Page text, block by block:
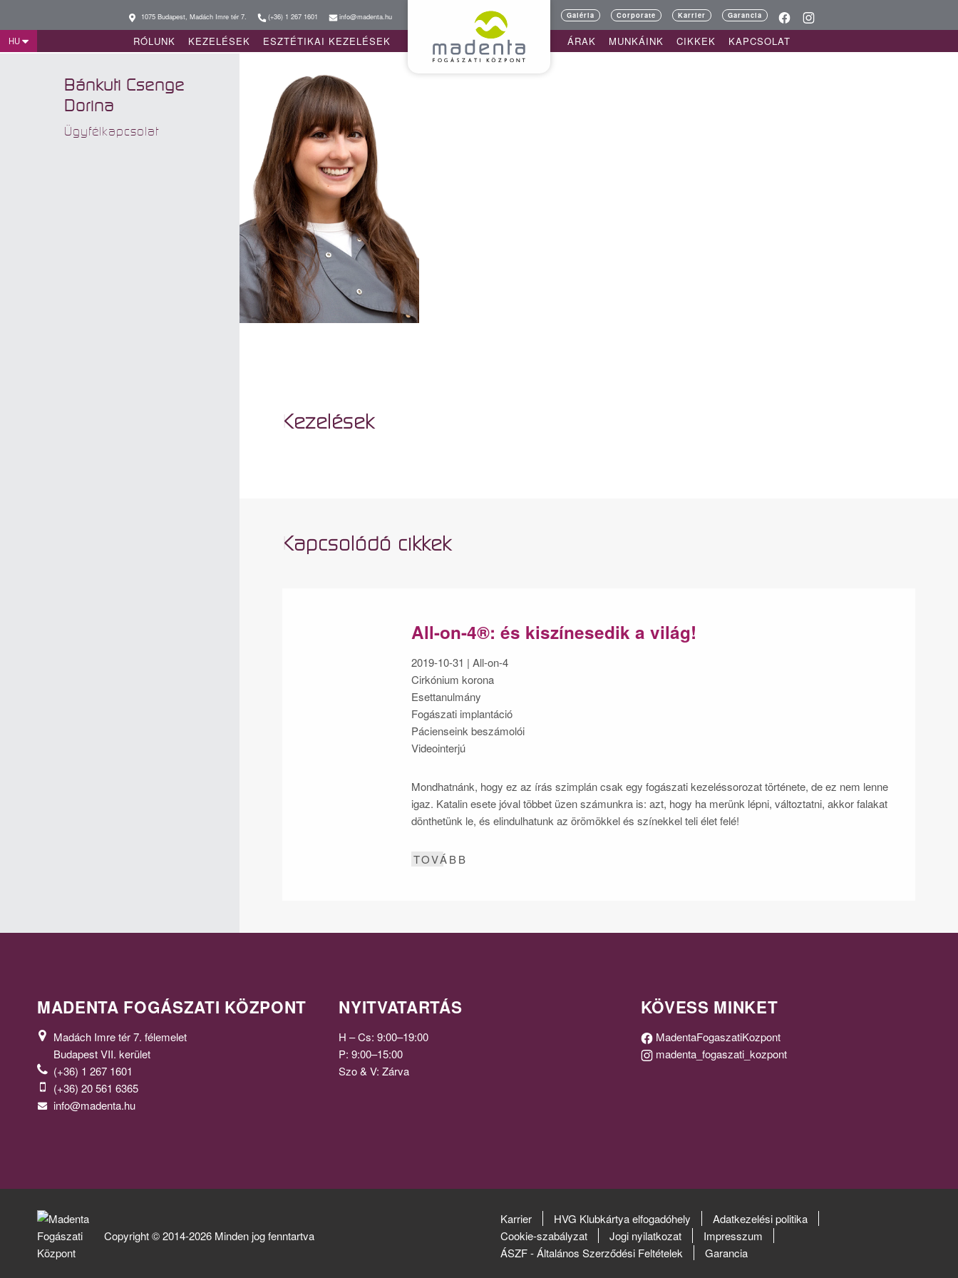
1075 Budapest, Madách Imre tér 7. (+36) 1 267 1601 info@madenta.hu
HU RÓLUNK KEZELÉSEK ESZTÉTIKAI KEZELÉSEK
Galéria Corporate Karrier Garancia
ÁRAK MUNKÁINK CIKKEK KAPCSOLAT
Bánkuti Csenge
Dorina
Ügyfélkapcsolat
Kezelések
Kapcsolódó cikkek
All-on-4®: és kiszínesedik a világ!
2019-10-31 | All-on-4
Cirkónium korona
Esettanulmány
Fogászati implantáció
Pácienseink beszámolói
Videointerjú
Mondhatnánk, hogy ez az írás szimplán csak egy fogászati kezeléssorozat története, de ez nem lenne
igaz. Katalin esete jóval többet üzen számunkra is: azt, hogy ha merünk lépni, változtatni, akkor falakat
dönthetünk le, és elindulhatunk az örömökkel és színekkel teli élet felé!
TOVÁBB
MADENTA FOGÁSZATI KÖZPONT
Madách Imre tér 7. félemelet
Budapest VII. kerület
(+36) 1 267 1601
(+36) 20 561 6365
info@madenta.hu
NYITVATARTÁS
H – Cs: 9:00–19:00
P: 9:00–15:00
Szo & V: Zárva
KÖVESS MINKET
MadentaFogaszatiKozpont
madenta_fogaszati_kozpont
Copyright © 2014-2026 Minden jog fenntartva
Karrier HVG Klubkártya elfogadóhely
Adatkezelési politika
Cookie-szabályzat
Jogi nyilatkozat
Impresszum
ÁSZF - Általános Szerződési Feltételek
Garancia